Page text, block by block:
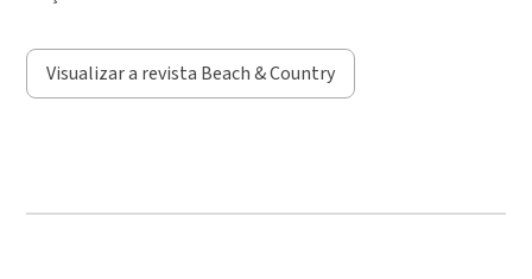
Visualizar a revista Beach & Country